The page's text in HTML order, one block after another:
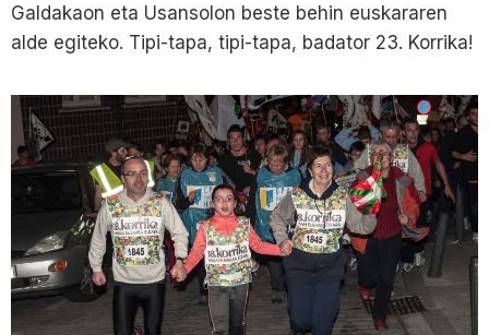
Galdakaon eta Usansolon beste behin euskararen
alde egiteko. Tipi-tapa, tipi-tapa, badator 23. Korrika!